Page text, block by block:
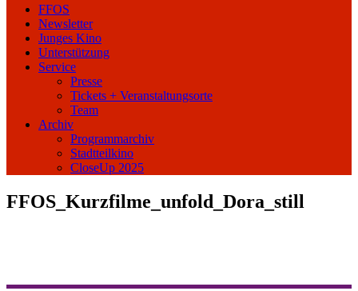
FFOS
Newsletter
Junges Kino
Unterstützung
Service
Presse
Tickets + Veranstaltungsorte
Team
Archiv
Programmarchiv
Stadtteilkino
CloseUp 2025
FFOS_Kurzfilme_unfold_Dora_still